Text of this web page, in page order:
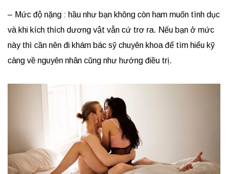
– Mức độ nặng : hầu như bạn không còn ham muốn tình dục
và khi kích thích dương vật vẫn cứ trơ ra. Nếu bạn ở mức
này thì cần nên đi khám bác sỹ chuyên khoa để tìm hiểu kỹ
càng về nguyên nhân cũng như hướng điều trị.